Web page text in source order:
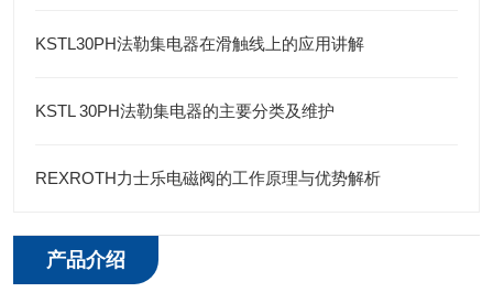
KSTL30PH法勒集电器在滑触线上的应用讲解
KSTL 30PH法勒集电器的主要分类及维护
REXROTH力士乐电磁阀的工作原理与优势解析
产品介绍